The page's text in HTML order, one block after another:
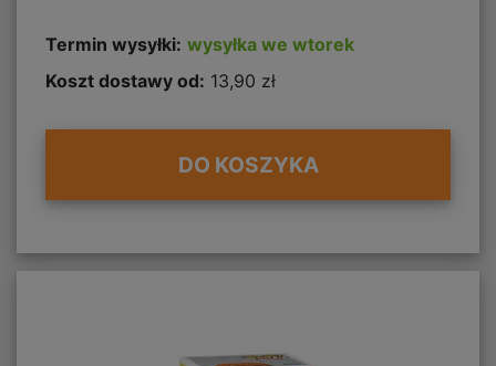
Termin wysyłki: wysyłka we wtorek
Koszt dostawy od: 13,90 zł
DO KOSZYKA